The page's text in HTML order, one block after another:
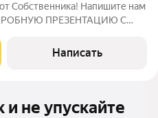
Собственника! Напишите нам
ПРЕЗЕНТАЦИЮ С
локации. Каширское шоссе,
Написать
и не упускайте